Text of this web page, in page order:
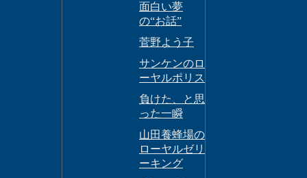
面白い夢
の“お話”
菅野よう子
サンケンのロ
ーヤルポリス
負けた、と思
った一瞬
山田養蜂場の
ローヤルゼリ
ーキング